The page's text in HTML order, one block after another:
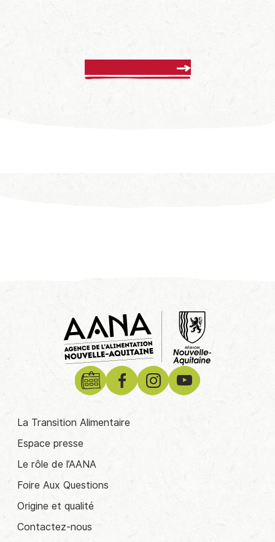
La Transition Alimentaire
Espace presse
Le rôle de l’AANA
Foire Aux Questions
Origine et qualité
Contactez-nous